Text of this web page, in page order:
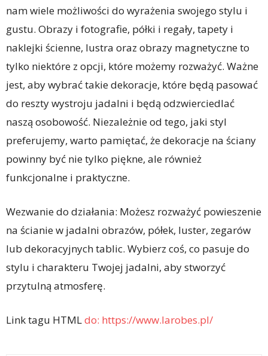
nam wiele możliwości do wyrażenia swojego stylu i
gustu. Obrazy i fotografie, półki i regały, tapety i
naklejki ścienne, lustra oraz obrazy magnetyczne to
tylko niektóre z opcji, które możemy rozważyć. Ważne
jest, aby wybrać takie dekoracje, które będą pasować
do reszty wystroju jadalni i będą odzwierciedlać
naszą osobowość. Niezależnie od tego, jaki styl
preferujemy, warto pamiętać, że dekoracje na ściany
powinny być nie tylko piękne, ale również
funkcjonalne i praktyczne.
Wezwanie do działania: Możesz rozważyć powieszenie
na ścianie w jadalni obrazów, półek, luster, zegarów
lub dekoracyjnych tablic. Wybierz coś, co pasuje do
stylu i charakteru Twojej jadalni, aby stworzyć
przytulną atmosferę.
Link tagu HTMLdo: https://www.larobes.pl/